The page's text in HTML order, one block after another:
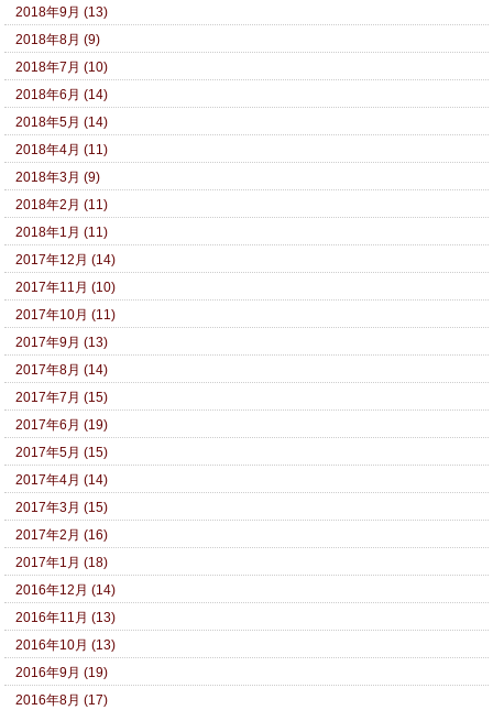
2018年9月 (13)
2018年8月 (9)
2018年7月 (10)
2018年6月 (14)
2018年5月 (14)
2018年4月 (11)
2018年3月 (9)
2018年2月 (11)
2018年1月 (11)
2017年12月 (14)
2017年11月 (10)
2017年10月 (11)
2017年9月 (13)
2017年8月 (14)
2017年7月 (15)
2017年6月 (19)
2017年5月 (15)
2017年4月 (14)
2017年3月 (15)
2017年2月 (16)
2017年1月 (18)
2016年12月 (14)
2016年11月 (13)
2016年10月 (13)
2016年9月 (19)
2016年8月 (17)